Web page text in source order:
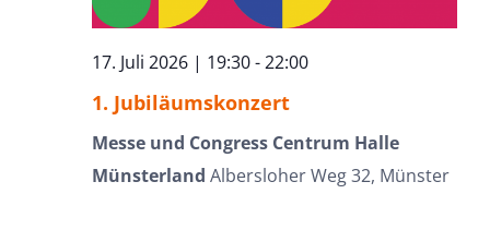
17. Juli 2026 | 19:30-22:00
1. Jubiläumskonzert
Messe und Congress Centrum Halle
Münsterland Albersloher Weg 32, Münster